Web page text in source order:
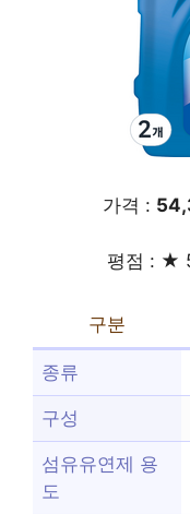
가격 :
평점 : ★
구분
종류
구성
섬유유연제 용
도